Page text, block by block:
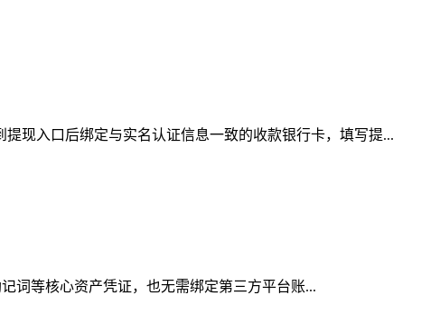
现入口后绑定与实名认证信息一致的收款银行卡，填写提...
词等核心资产凭证，也无需绑定第三方平台账...